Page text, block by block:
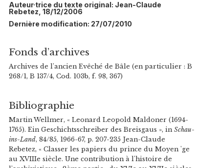
Auteur·trice du texte original: Jean-Claude
Rebetez, 18/12/2006
Dernière modification: 27/07/2010
Fonds d’archives
Archives de l'ancien Evêché de Bâle (en particulier : B
268/1, B 137/4, Cod. 103b, f. 98, 367)
Bibliographie
Martin Wellmer, « Leonard Leopold Maldoner (1694-
1765). Ein Geschichtsschreiber des Breisgaus », in Schau-
ins-Land, 84/85, 1966-67, p. 207-235 Jean-Claude
Rebetez, « Classer les papiers du prince du Moyen 'ge
au XVIIIe siècle. Une contribution à l'histoire de